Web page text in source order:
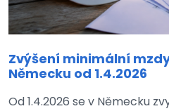
Zvýšení minimální
Německu od 1.4.2026
Od 1.4.2026 se v Německu